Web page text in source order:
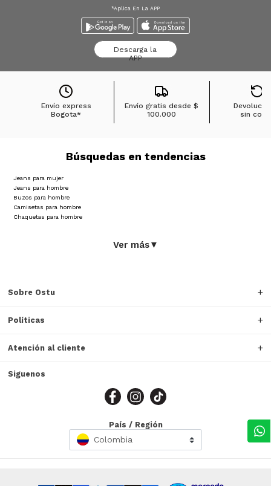
*Aplica En La APP
Descarga la
APP
Envío express
Bogota*
Envío gratis desde$
100.000
sin
Búsquedas en tendencias
Jeans para mujer
Jeans para hombre
Buzos para hombre
Camisetas para hombre
Chaquetas para hombre
Ver más▼
Sobre Ostu
Políticas
Atención al cliente
Siguenos
País / Región
Colombia